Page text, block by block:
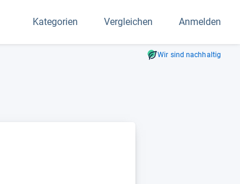
Kategorien Vergleichen Anmelden
Wir sind nachhaltig